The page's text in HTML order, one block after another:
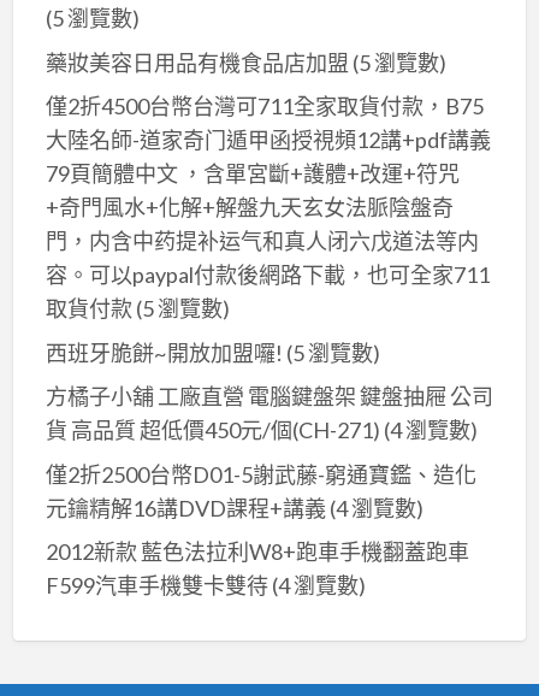
(5 瀏覽數)
藥妝美容日用品有機食品店加盟 (5 瀏覽數)
僅2折4500台幣台灣可711全家取貨付款，B75
大陸名師-道家奇门遁甲函授視頻12講+pdf講義
79頁簡體中文 ，含單宮斷+護體+改運+符咒
+奇門風水+化解+解盤九天玄女法脈陰盤奇
門，内含中药提补运气和真人闭六戊道法等内
容。可以paypal付款後網路下載，也可全家711
取貨付款 (5 瀏覽數)
西班牙脆餅~開放加盟囉! (5 瀏覽數)
方橘子小舖 工廠直營 電腦鍵盤架 鍵盤抽屜 公司
貨 高品質 超低價450元/個(CH-271) (4 瀏覽數)
僅2折2500台幣D01-5謝武藤-窮通寶鑑、造化
元鑰精解16講DVD課程+講義 (4 瀏覽數)
2012新款 藍色法拉利W8+跑車手機翻蓋跑車
F599汽車手機雙卡雙待(4 瀏覽數)